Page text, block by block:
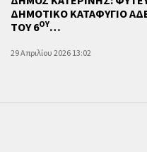
ΔΗΜΟΤΙΚΟ ΚΑΤΑΦΥΓΙΟ
ΤΟΥ 6ΟΥ…
29 Απριλίου 2026 13:02